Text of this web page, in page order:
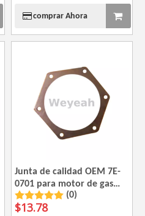
comprar Ahora
Junta de calidad OEM 7E-
0701 para motor de gas
CAT G3520
(0)
$13.78